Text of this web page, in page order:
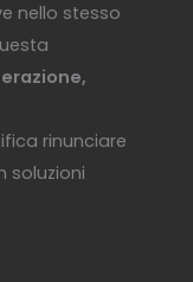
nello stesso
rinunciare
soluzioni